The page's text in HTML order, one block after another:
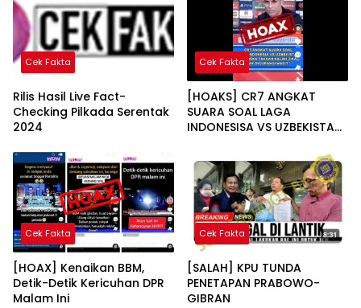
Cek Fakta
Rilis Hasil Live Fact-
Checking Pilkada Serentak
2024
Cek Fakta
[HOAKS] CR7 ANGKAT
SUARA SOAL LAGA
INDONESISA VS UZBEKISTAN
JIKA TAK DICURANGI
WASIT”
Cek Fakta
[HOAX] Kenaikan BBM,
Detik-Detik Kericuhan DPR
Malam Ini
Cek Fakta
[SALAH] KPU TUNDA
PENETAPAN PRABOWO-
GIBRAN